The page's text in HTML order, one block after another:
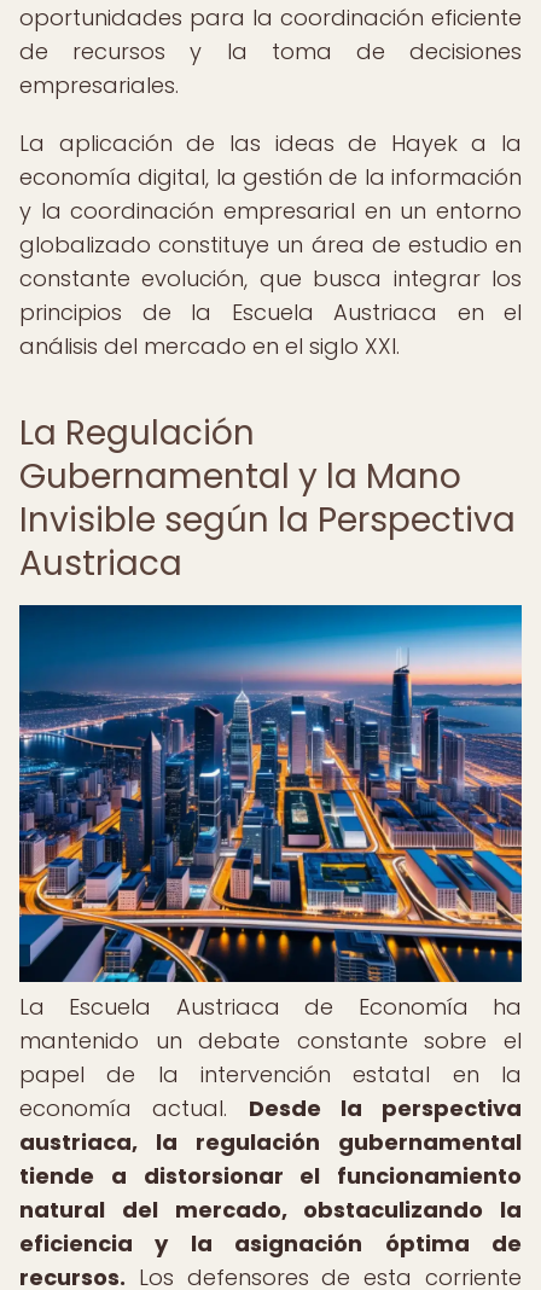
oportunidades para la coordinación eficiente
de recursos y la toma de decisiones
empresariales.
La aplicación de las ideas de Hayek a la
economía digital, la gestión de la información
y la coordinación empresarial en un entorno
globalizado constituye un área de estudio en
constante evolución, que busca integrar los
principios de la Escuela Austriaca en el
análisis del mercado en el siglo XXI.
La Regulación
Gubernamental y la Mano
Invisible según la Perspectiva
Austriaca
La Escuela Austriaca de Economía ha
mantenido un debate constante sobre el
papel de la intervención estatal en la
economía actual. Desde la perspectiva
austriaca, la regulación gubernamental
tiende a distorsionar el funcionamiento
natural del mercado, obstaculizando la
eficiencia y la asignación óptima de
recursos. Los defensores de esta corriente